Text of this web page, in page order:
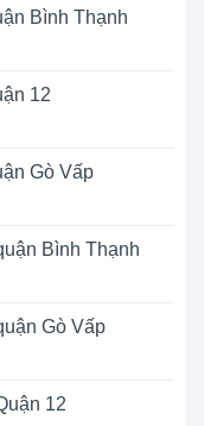
Bình Thạnh
12
Gò Vấp
Bình Thạnh
Gò Vấp
12